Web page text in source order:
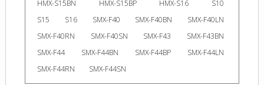
HMX-S15BN HMX-S15BP HMX-S16
S10
S15
S16 SMX-F40 SMX-F40BN
SMX-F40LN
SMX-F40RN
SMX-F40SN SMX-F43
SMX-F43BN
SMX-F44
SMX-F44BN SMX-F44BP
SMX-F44LN
SMX-F44RN
SMX-F44SN